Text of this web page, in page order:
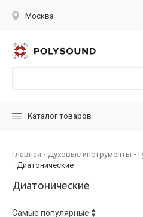
Москва
Каталог товаров
Главная Духовые инструменты
Диатонические
Диатонические